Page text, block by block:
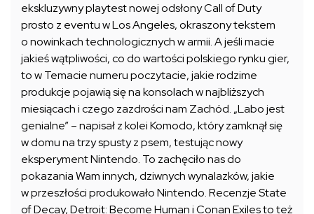
ekskluzywny playtest nowej odsłony Call of Duty
prosto z eventu w Los Angeles, okraszony tekstem
o nowinkach technologicznych w armii. A jeśli macie
jakieś wątpliwości, co do wartości polskiego rynku gier,
to w Temacie numeru poczytacie, jakie rodzime
produkcje pojawią się na konsolach w najbliższych
miesiącach i czego zazdrości nam Zachód. „Labo jest
genialne” – napisał z kolei Komodo, który zamknął się
w domu na trzy spusty z psem, testując nowy
eksperyment Nintendo. To zachęciło nas do
pokazania Wam innych, dziwnych wynalazków, jakie
w przeszłości produkowało Nintendo. Recenzje State
of Decay, Detroit: Become Human i Conan Exiles to też